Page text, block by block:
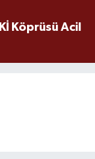
Köprüsü Acil